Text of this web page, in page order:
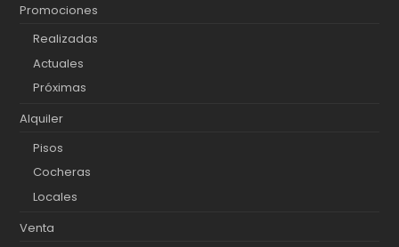
Promociones
Realizadas
Actuales
Próximas
Alquiler
Pisos
Cocheras
Locales
Venta